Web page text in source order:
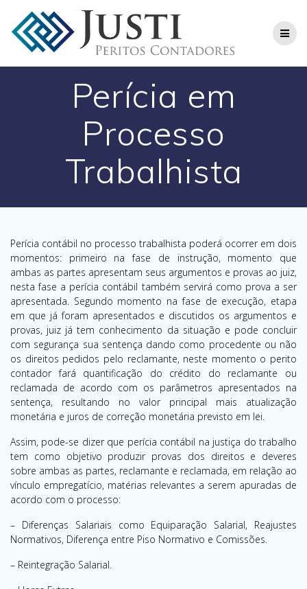
to
content
Perícia em
Processo
Trabalhista
Perícia contábil no processo trabalhista poderá ocorrer em dois
momentos: primeiro na fase de instrução, momento que
ambas as partes apresentam seus argumentos e provas ao juiz,
nesta fase a perícia contábil também servirá como prova a ser
apresentada. Segundo momento na fase de execução, etapa
em que já foram apresentados e discutidos os argumentos e
provas, juiz já tem conhecimento da situação e pode concluir
com segurança sua sentença dando como procedente ou não
os direitos pedidos pelo reclamante, neste momento o perito
contador fará quantificação do crédito do reclamante ou
reclamada de acordo com os parâmetros apresentados na
sentença, resultando no valor principal mais atualização
monetária e juros de correção monetária previsto em lei.
Assim, pode-se dizer que perícia contábil na justiça do trabalho
tem como objetivo produzir provas dos direitos e deveres
sobre ambas as partes, reclamante e reclamada, em relação ao
vínculo empregatício, matérias relevantes a serem apuradas de
acordo com o processo:
– Diferenças Salariais como Equiparação Salarial, Reajustes
Normativos, Diferença entre Piso Normativo e Comissões.
– Reintegração Salarial.